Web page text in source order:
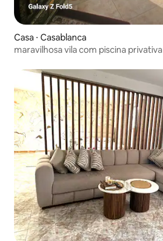
Casa ⋅ Casablanca
maravilhosa vila com piscina privativa